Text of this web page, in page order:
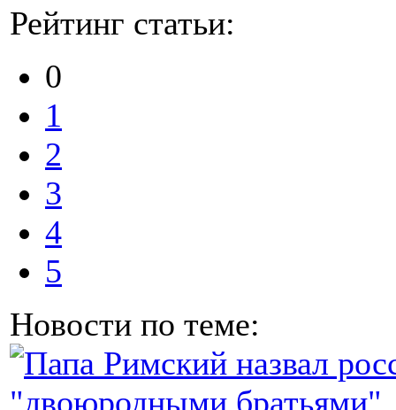
Рейтинг статьи:
0
1
2
3
4
5
Новости по теме: